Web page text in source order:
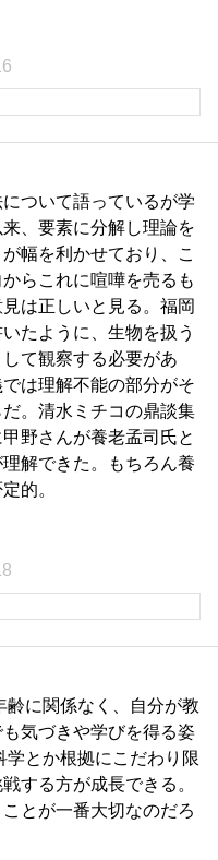
ついて語っているが学
、要素に分解し理論を
幅を利かせており、こ
らこれに喧嘩を売るも
は正しいと見る。福岡
たように、生物を扱う
て観察する必要があ
は理解不能の部分がそ
。清水ミチコの鼎談集
野さんが養老孟司氏と
解できた。もちろん養
的。
齢に関係なく、自分が教
気づきや学びを得る姿
とか根拠にこだわり限
する方が成長できる。
とが一番大切なのだろ